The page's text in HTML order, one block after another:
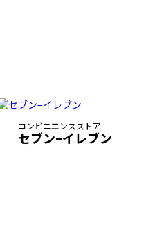
コンビニエンスストア
セブン−イレブン